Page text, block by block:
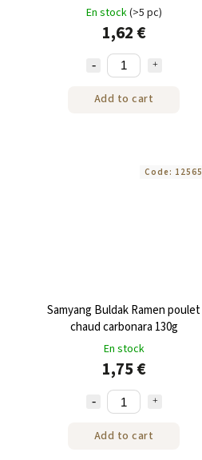
En stock(>5 pc)
1,62 €
Add to cart
Samyang Buldak Ramen poulet
chaud carbonara 130g
En stock
1,75 €
Add to cart
Code: 12565